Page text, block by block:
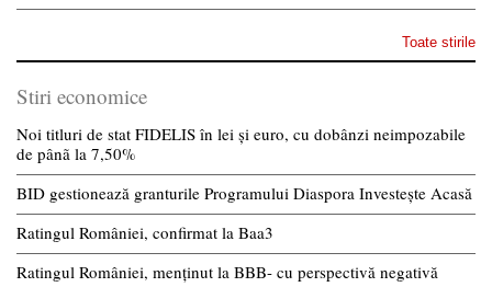
Toate stirile
Stiri economice
Noi titluri de stat FIDELIS în lei și euro, cu dobânzi neimpozabile
de pânã la 7,50%
BID gestionează granturile Programului Diaspora Investește Acasă
Ratingul României, confirmat la Baa3
Ratingul României, menținut la BBB- cu perspectivă negativă